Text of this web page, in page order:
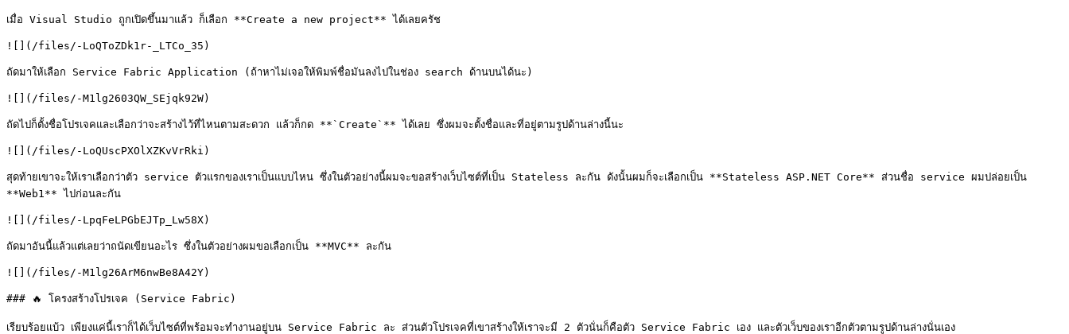
เมื่อ Visual Studio ถูกเปิดขึ้นมาแล้ว ก็เลือก **Create a new project** ได้เลยครัช
![](/files/-LoQToZDk1r-_LTCo_35)
ถัดมาให้เลือก Service Fabric Application (ถ้าหาไม่เจอให้พิมพ์ชื่อมันลงไปในช่อง search ด้านบนได้นะ)
![](/files/-M1lg2603QW_SEjqk92W)
ถัดไปก็ตั้งชื่อโปรเจคและเลือกว่าจะสร้างไว้ที่ไหนตามสะดวก แล้วก็กด **`Create`** ได้เลย ซึ่งผมจะตั้งชื่อและที่อยู่ตามรูปด้านล่างนี้นะ
![](/files/-LoQUscPXOlXZKvVrRki)
สุดท้ายเขาจะให้เราเลือกว่าตัว service ตัวแรกของเราเป็นแบบไหน ซึ่งในตัวอย่างนี้ผมจะขอสร้างเว็บไซต์ที่เป็น Stateless ละกัน ดังนั้นผมก็จะเลือกเป็น **Stateless ASP.NET Core** ส่วนชื่อ service ผมปล่อยเป็น
**Web1** ไปก่อนละกัน
![](/files/-LpqFeLPGbEJTp_Lw58X)
ถัดมาอันนี้แล้วแต่เลยว่าถนัดเขียนอะไร ซึ่งในตัวอย่างผมขอเลือกเป็น **MVC** ละกัน
![](/files/-M1lg26ArM6nwBe8A42Y)
### 🔥 โครงสร้างโปรเจค (Service Fabric)
เรียบร้อยแบ้ว เพียงแค่นี้เราก็ได้เว็บไซต์ที่พร้อมจะทำงานอยู่บน Service Fabric ละ ส่วนตัวโปรเจคที่เขาสร้างให้เราจะมี 2 ตัวนั่นก็คือตัว Service Fabric เอง และตัวเว็บของเราอีกตัวตามรูปด้านล่างนั่นเอง